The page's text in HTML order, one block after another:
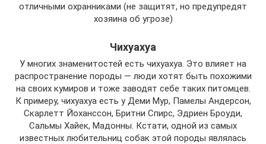
отличными охранниками (не защитят, но предупредят
хозяина об угрозе)
Чихуахуа
У многих знаменитостей есть чихуахуа. Это влияет на
распространение породы — люди хотят быть похожими
на своих кумиров и тоже заводят себе таких питомцев.
К примеру, чихуахуа есть у Деми Мур, Памелы Андерсон,
Скарлетт Йоханссон, Бритни Спирс, Эдриен Броуди,
Сальмы Хайек, Мадонны. Кстати, одной из самых
известных любительниц собак этой породы являлась